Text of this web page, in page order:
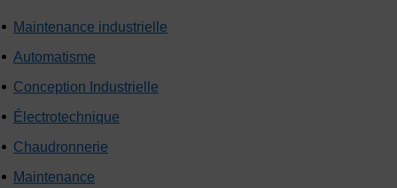
Maintenance industrielle
Automatisme
Conception Industrielle
Électrotechnique
Chaudronnerie
Maintenance